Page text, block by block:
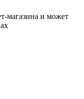
магазина и может